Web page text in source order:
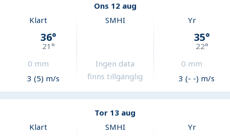
Ons 12 aug
Klart
36°
21°
0 mm
3 (5) m/s
SMHI
Ingen data
finns tillgänglig
Yr
35°
22°
0 mm
3 (- -) m/s
Tor 13 aug
Klart
SMHI Yr